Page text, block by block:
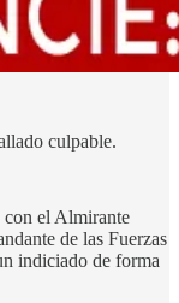
culpable.
con el Almirante
de las Fuerzas
indiciado de forma